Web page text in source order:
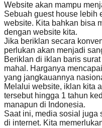
Website akan mampu
Sebuah guest house lebih
website. Kita bahkan bisa
dengan website kita.
Jika beriklan secara
perlukan akan menjadi
Beriklan di iklan baris
mahal. Harganya
yang jangkauannya
Melalui website, iklan kita
tersebut hingga 1 tahun
manapun di Indonesia.
Saat ini, media sosial juga
di internet. Kita